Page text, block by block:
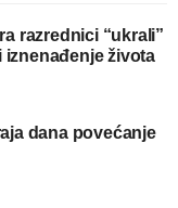
razrednici “ukrali”
života
dana povećanje